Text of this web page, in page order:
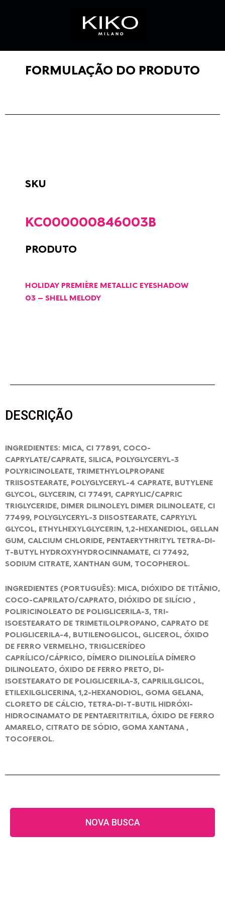
FORMULAÇÃO DO PRODUTO
SKU
KC000000846003B
PRODUTO
HOLIDAY PREMIÈRE METALLIC EYESHADOW
03 – SHELL MELODY
DESCRIÇÃO
INGREDIENTES: MICA, CI 77891, COCO-
CAPRYLATE/CAPRATE, SILICA, POLYGLYCERYL-3
POLYRICINOLEATE, TRIMETHYLOLPROPANE
TRIISOSTEARATE, POLYGLYCERYL-4 CAPRATE, BUTYLENE
GLYCOL, GLYCERIN, CI 77491, CAPRYLIC/CAPRIC
TRIGLYCERIDE, DIMER DILINOLEYL DIMER DILINOLEATE, CI
77499, POLYGLYCERYL-3 DIISOSTEARATE, CAPRYLYL
GLYCOL, ETHYLHEXYLGLYCERIN, 1,2-HEXANEDIOL, GELLAN
GUM, CALCIUM CHLORIDE, PENTAERYTHRITYL TETRA-DI-
T-BUTYL HYDROXYHYDROCINNAMATE, CI 77492,
SODIUM CITRATE, XANTHAN GUM, TOCOPHEROL.
INGREDIENTES (PORTUGUÊS): MICA, DIÓXIDO DE TITÂNIO,
COCO-CAPRILATO/CAPRATO, DIÓXIDO DE SILÍCIO ,
POLIRICINOLEATO DE POLIGLICERILA-3, TRI-
ISOESTEARATO DE TRIMETILOLPROPANO, CAPRATO DE
POLIGLICERILA-4, BUTILENOGLICOL, GLICEROL, ÓXIDO
DE FERRO VERMELHO, TRIGLICERÍDEO
CAPRÍLICO/CÁPRICO, DÍMERO DILINOLEÍLA DÍMERO
DILINOLEATO, ÓXIDO DE FERRO PRETO, DI-
ISOESTEARATO DE POLIGLICERILA-3, CAPRILILGLICOL,
ETILEXILGLICERINA, 1,2-HEXANODIOL, GOMA GELANA,
CLORETO DE CÁLCIO, TETRA-DI-T-BUTIL HIDRÓXI-
HIDROCINAMATO DE PENTAERITRITILA, ÓXIDO DE FERRO
AMARELO, CITRATO DE SÓDIO, GOMA XANTANA ,
TOCOFEROL.
NOVA BUSCA